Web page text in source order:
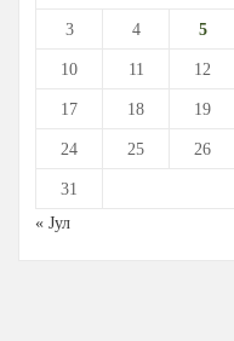
3 4 5
10 11 12
17 18 19
24 25 26
31
« Јул